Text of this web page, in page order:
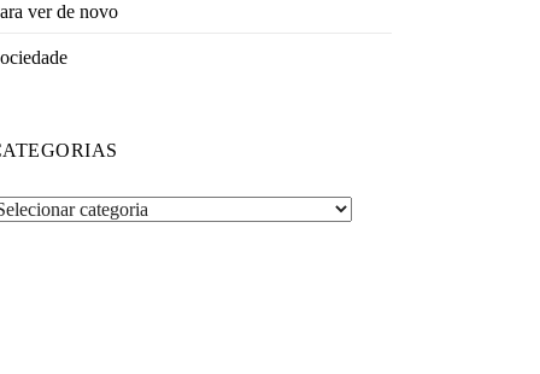
ver de novo